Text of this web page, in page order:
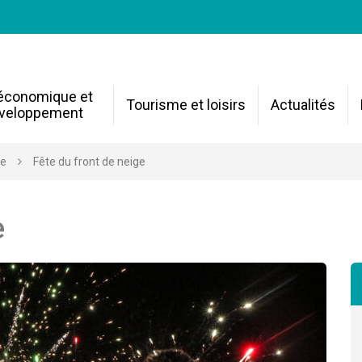
et
Tourisme et loisirs Actualités
Fête du front de neige